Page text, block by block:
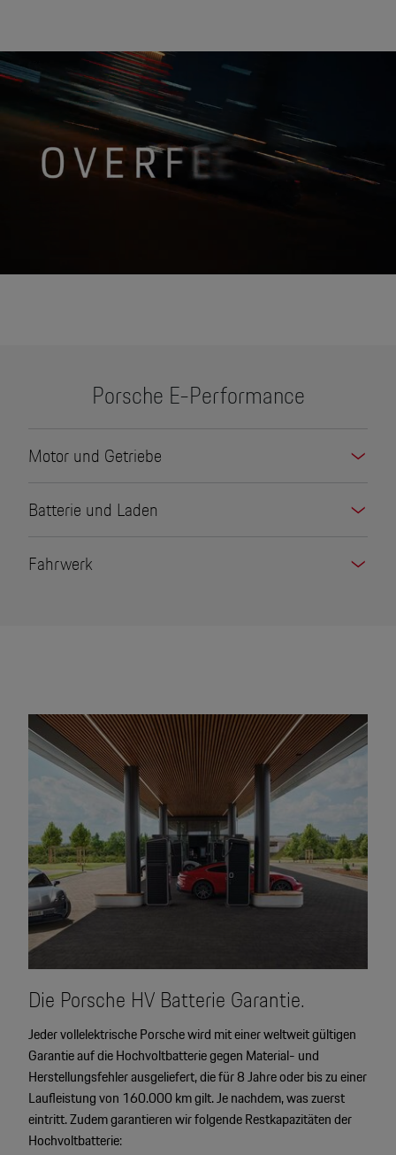
Video
Player
Porsche E-Performance
Motor und Getriebe
Batterie und Laden
Fahrwerk
Elektro-Pionier. Auch beim
Sound.
Jetzt den unverwechselbaren Klang des
Porsche Taycan Turbo S entdecken.
Gedrückt halten für Sound
Die Porsche HV Batterie Garantie.
Jeder vollelektrische Porsche wird mit einer weltweit gültigen
Garantie auf die Hochvoltbatterie gegen Material- und
Herstellungsfehler ausgeliefert, die für 8 Jahre oder bis zu einer
Laufleistung von 160.000 km gilt. Je nachdem, was zuerst
eintritt. Zudem garantieren wir folgende Restkapazitäten der
Hochvoltbatterie: